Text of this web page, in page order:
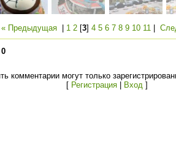
« Предыдущая 1 2 [3] 4 5 6 7 8 9 10 11
0
комментарии могут только
[ Регистрация| Вход ]